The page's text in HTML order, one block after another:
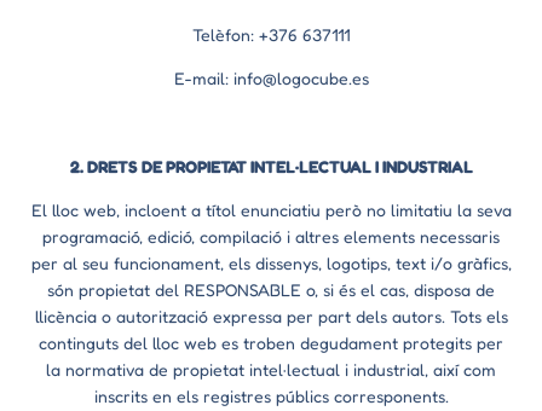
Telèfon: +376 637111
E-mail: info@logocube.es
2. DRETS DE PROPIETAT INTEL·LECTUAL I INDUSTRIAL
El lloc web, incloent a títol enunciatiu però no limitatiu la seva
programació, edició, compilació i altres elements necessaris
per al seu funcionament, els dissenys, logotips, text i/o gràfics,
són propietat del RESPONSABLE o, si és el cas, disposa de
llicència o autorització expressa per part dels autors. Tots els
continguts del lloc web es troben degudament protegits per
la normativa de propietat intel·lectual i industrial, així com
inscrits en els registres públics corresponents.